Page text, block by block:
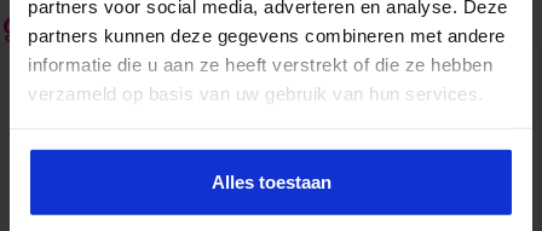
partners voor social media, adverteren en analyse. Deze
partners kunnen deze gegevens combineren met andere
informatie die u aan ze heeft verstrekt of die ze hebben
verzameld op basis van uw gebruik van hun services.
Alles toestaan
werk
Geef een reactie
Je e-mailadres wordt niet gepubliceerd. Vereiste velden zijn
gemarkeerd met*